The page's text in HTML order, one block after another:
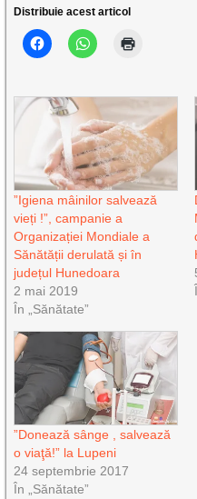
Distribuie acest articol
”Igiena mâinilor salvează
vieți !”, campanie a
Organizației Mondiale a
Sănătății derulată și în
județul Hunedoara
2 mai 2019
În „Sănătate”
”Donează sânge , salvează
o viaţă!” la Lupeni
24 septembrie 2017
În „Sănătate”